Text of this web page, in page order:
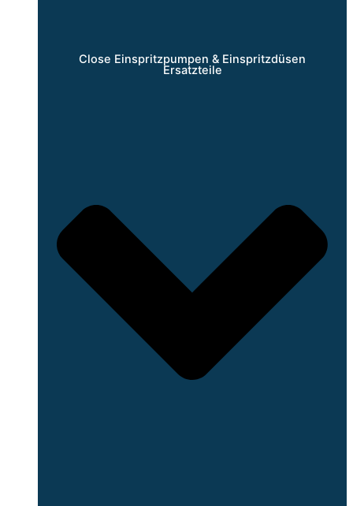
Close Einspritzpumpen & Einspritzdüsen
Ersatzteile